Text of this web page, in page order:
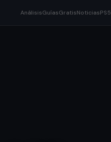
AnálisisGuíasGratisNoticiasPS5